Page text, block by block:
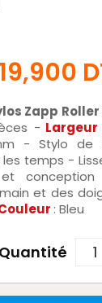
19,900
Zapp
-
- Stylo de
temps -
et des
: Bleu
Quantité